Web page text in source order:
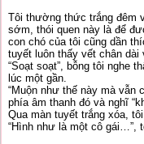
Tôi thường thức trắng đêm
sớm, thói quen này là để
con chó của tôi cũng dần
tuyết luôn thấy vết chân dài
“Soạt soạt”, bỗng tôi nghe
lúc một gần.
“Muộn như thế này mà
phía âm thanh đó và nghĩ
Qua màn tuyết trắng xóa,
“Hình như là một cô gái…”,